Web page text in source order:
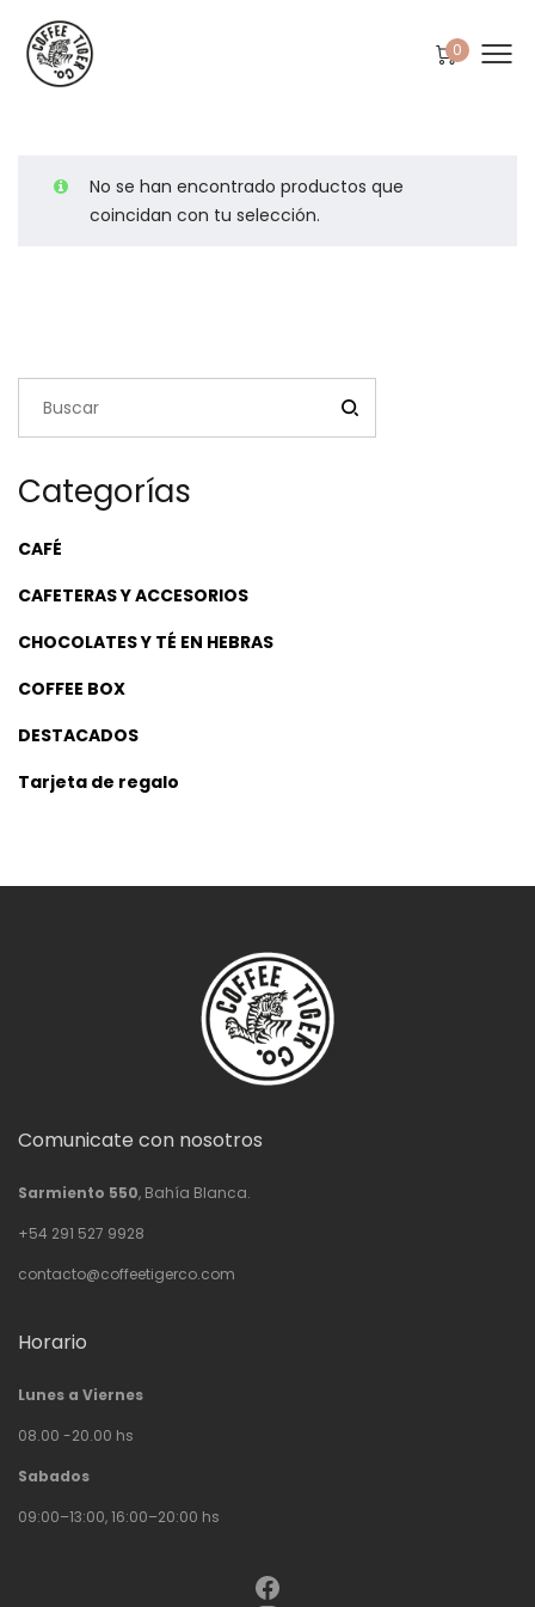
0
No se han encontrado productos que
coincidan con tu selección.
Categorías
CAFÉ
CAFETERAS Y ACCESORIOS
CHOCOLATES Y TÉ EN HEBRAS
COFFEE BOX
DESTACADOS
Tarjeta de regalo
Comunicate con nosotros
Sarmiento 550, Bahía Blanca.
+54 291 527 9928
contacto@coffeetigerco.com
Horario
Lunes a Viernes
08.00 -20.00 hs
Sabados
09:00–13:00, 16:00–20:00 hs
Facebook